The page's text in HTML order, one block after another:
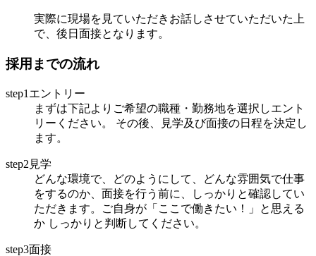
実際に現場を見ていただきお話しさせていただいた上
で、後日面接となります。
採用までの流れ
step1エントリー
まずは下記よりご希望の職種・勤務地を選択しエント
リーください。 その後、見学及び面接の日程を決定し
ます。
step2見学
どんな環境で、どのようにして、どんな雰囲気で仕事
をするのか、面接を行う前に、しっかりと確認してい
ただきます。ご自身が「ここで働きたい！」と思える
か しっかりと判断してください。
step3面接